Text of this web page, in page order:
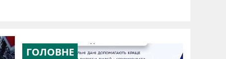
ГОЛОВНЕ